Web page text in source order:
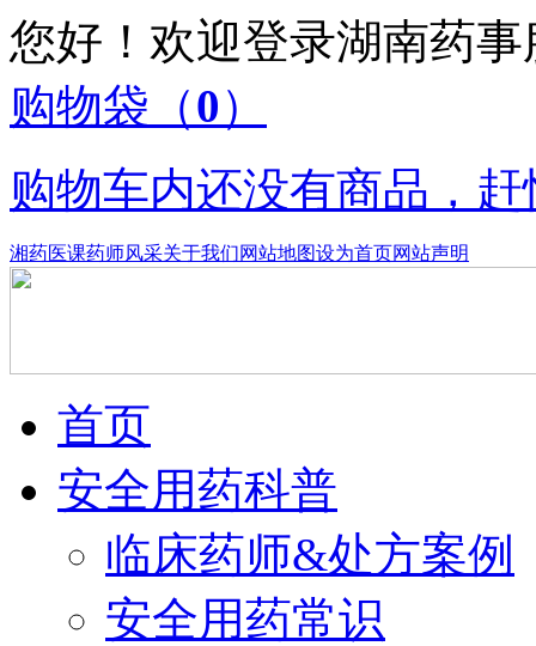
您好！欢迎登录湖南药
购物袋 （0）
购物车内还没有商品，
湘药医课药师风采关于我们网站地图设为首页网站声明
首页
安全用药科普
临床药师&处方案例
安全用药常识